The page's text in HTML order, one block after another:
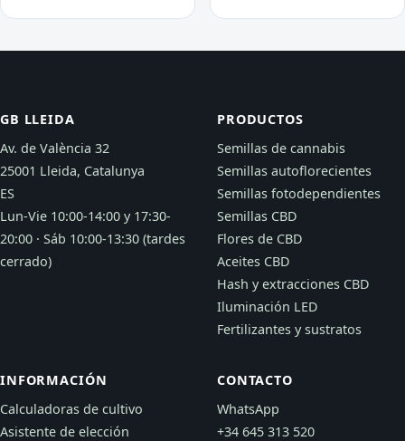
GB LLEIDA
Av. de València 32
25001 Lleida, Catalunya
ES
Lun-Vie 10:00-14:00 y 17:30-
20:00 · Sáb 10:00-13:30 (tardes
cerrado)
PRODUCTOS
Semillas de cannabis
Semillas autoflorecientes
Semillas fotodependientes
Semillas CBD
Flores de CBD
Aceites CBD
Hash y extracciones CBD
Iluminación LED
Fertilizantes y sustratos
INFORMACIÓN
Calculadoras de cultivo
Asistente de elección
CONTACTO
WhatsApp
+34 645 313 520